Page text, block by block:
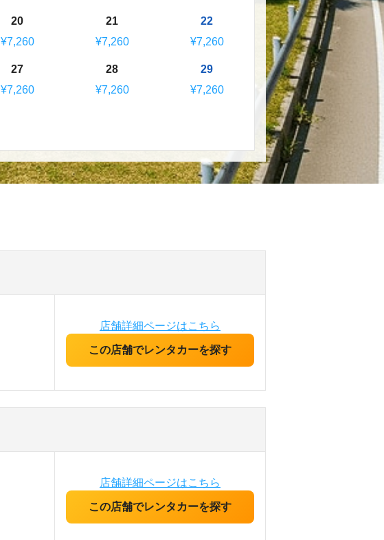
20
¥7,260
21
¥7,260
22
¥7,260
27
¥7,260
28
¥7,260
29
¥7,260
店舗詳細ページはこちら
この店舗でレンタカーを探す
店舗詳細ページはこちら
この店舗でレンタカーを探す